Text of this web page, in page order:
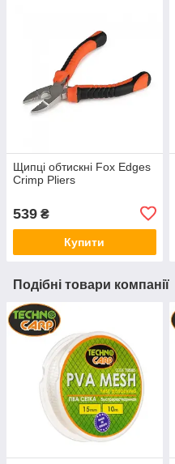
Щипці обтискні Fox Edges
Crimp Pliers
539 ₴
Купити
Подібні товари компанії